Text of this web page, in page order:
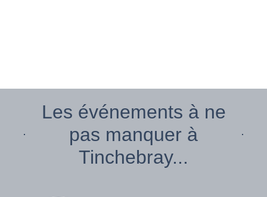
Les événements à ne
pas manquer à
Tinchebray...